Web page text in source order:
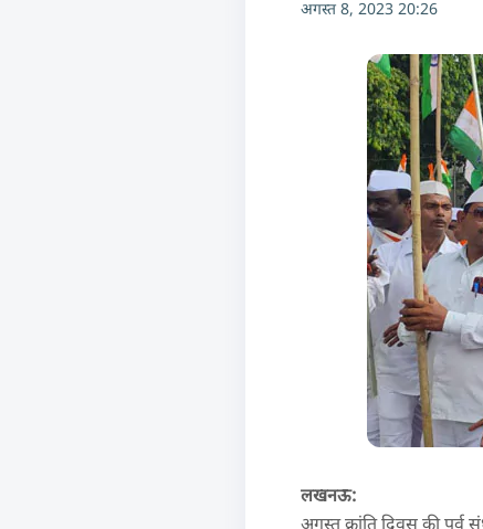
अगस्त 8, 2023 20:26
लखनऊ:
अगस्त क्रांति दिवस की पूर्व